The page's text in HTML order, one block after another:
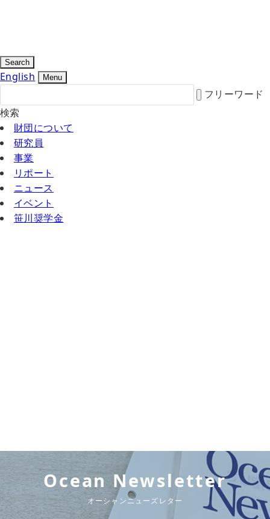
Search
English Menu
フリーワード
検索
財団について
研究員
事業
リポート
ニュース
イベント
笹川奨学金
Ocean Newsletter
オーシャンニューズレター